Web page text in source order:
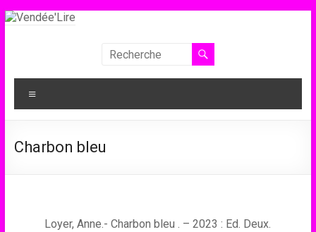
Aller
Vendée'Lire
Le
prix
collégiens
Charbon bleu
Loyer, Anne.- Charbon bleu . – 2023 : Ed. Deux.